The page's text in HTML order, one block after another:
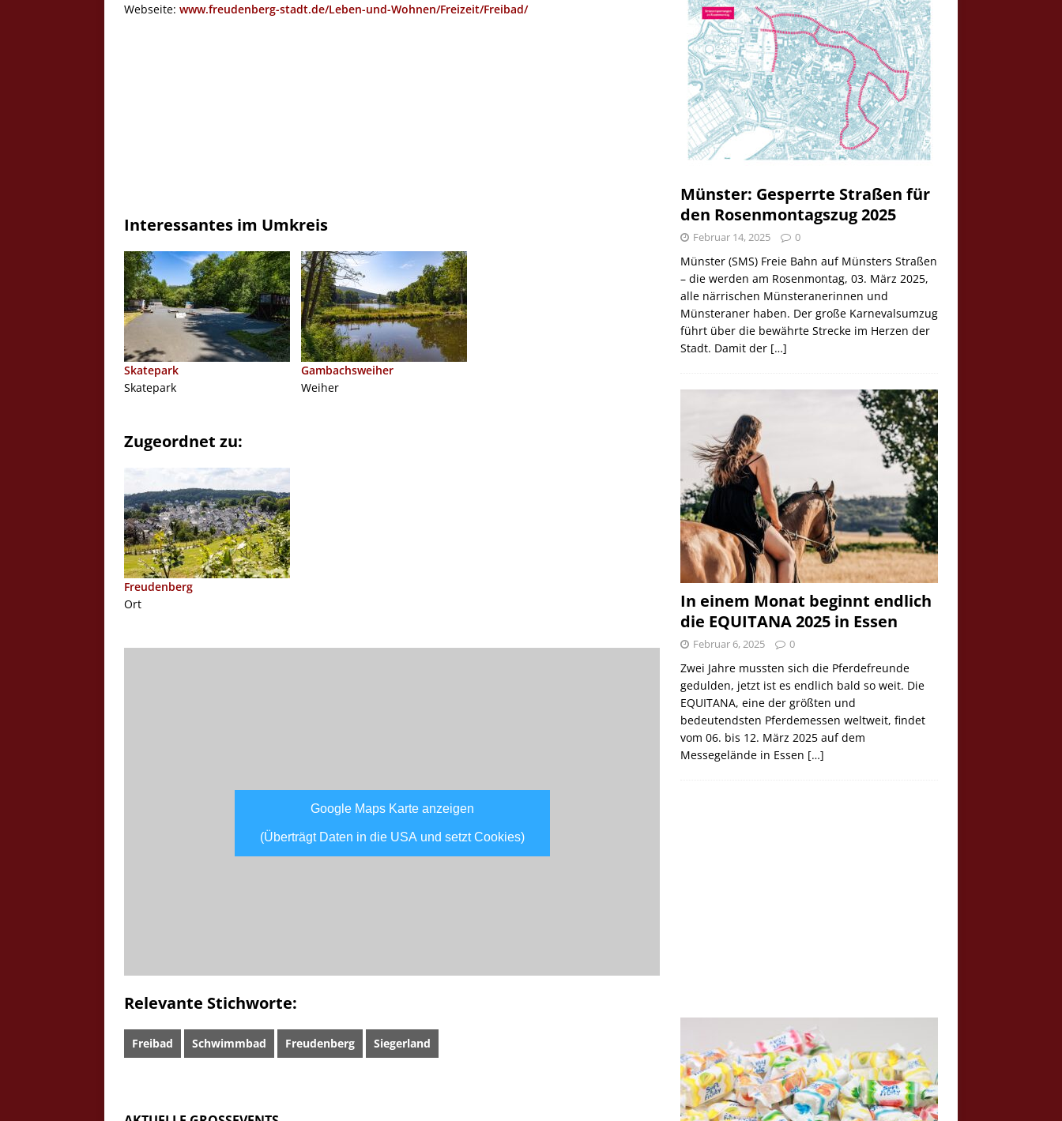
Webseite: www.freudenberg-stadt.de/Leben-und-Wohnen/Freizeit/Freibad/
Interessantes im Umkreis
Skatepark
Skatepark
Gambachsweiher
Weiher
Zugeordnet zu:
Freudenberg
Ort
Google Maps Karte anzeigen
(Überträgt Daten in die USA und setzt Cookies)
Relevante Stichworte:
Freibad Schwimmbad Freudenberg Siegerland
Münster: Gesperrte Straßen für
den Rosenmontagszug 2025
Februar 14, 2025 0
Münster (SMS) Freie Bahn auf Münsters Straßen
– die werden am Rosenmontag, 03. März 2025,
alle närrischen Münsteranerinnen und
Münsteraner haben. Der große Karnevalsumzug
führt über die bewährte Strecke im Herzen der
Stadt. Damit der […]
In einem Monat beginnt endlich
die EQUITANA 2025 in Essen
Februar 6, 2025 0
Zwei Jahre mussten sich die Pferdefreunde
gedulden, jetzt ist es endlich bald so weit. Die
EQUITANA, eine der größten und
bedeutendsten Pferdemessen weltweit, findet
vom 06. bis 12. März 2025 auf dem
Messegelände in Essen […]